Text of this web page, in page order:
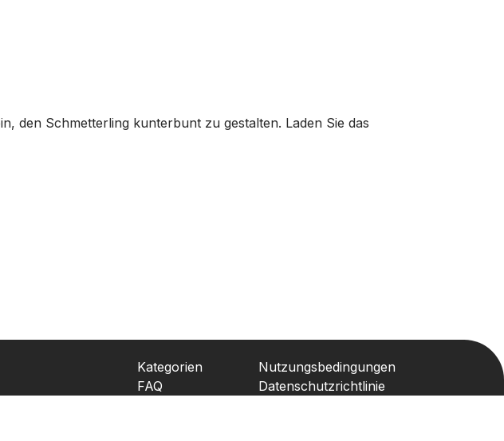
den Schmetterling kunterbunt zu gestalten. Laden Sie das
Kategorien
FAQ
Nutzungsbedingungen
Datenschutzrichtlinie